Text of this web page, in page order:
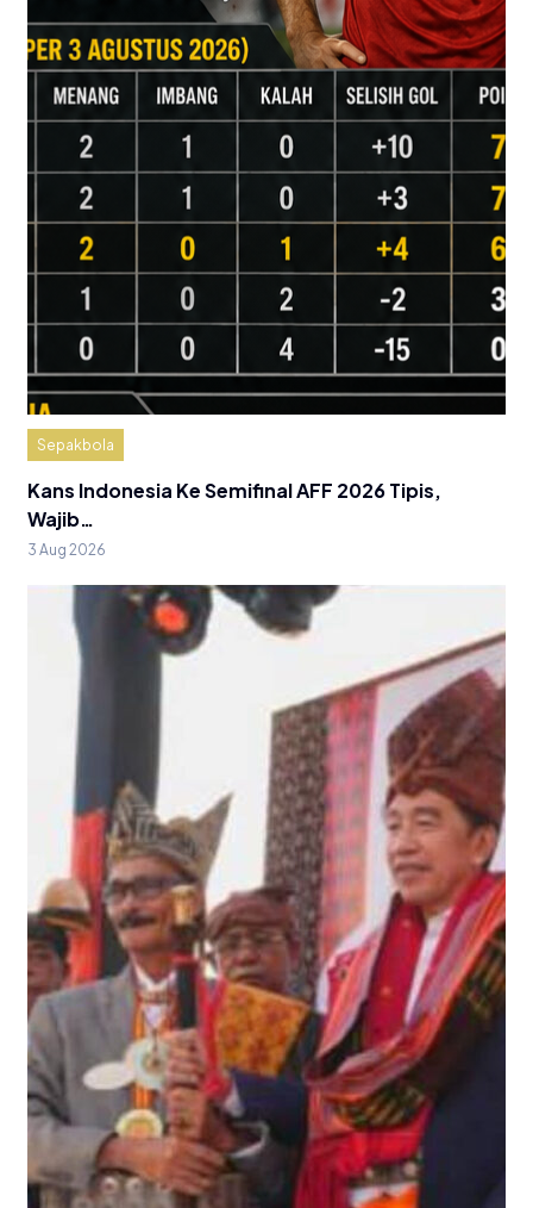
Sepakbola
Kans Indonesia Ke Semifinal AFF 2026 Tipis,
Wajib…
3 Aug 2026